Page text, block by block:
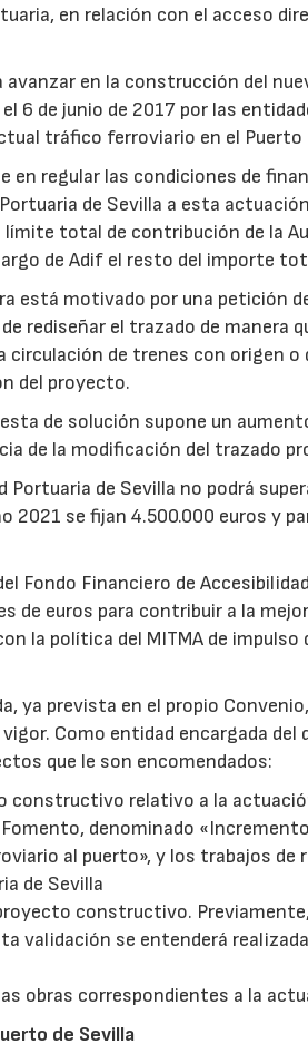
en relación con el acceso
avanzar en la construcción del
6 de junio de 2017 por las
tráfico ferroviario en el Puerto
en regular las condiciones de
de Sevilla a esta
límite total de contribución de la
de Adif el resto del importe
está motivado por una petición
rediseñar el trazado de manera
circulación de trenes con origen
del proyecto.
de solución supone un
de la modificación del trazado
de Sevilla no podrá
2021 se fijan 4.500.000 euros y
Fondo Financiero de
de euros para contribuir a la
la política del MITMA de
ya prevista en el propio
Como entidad encargada
que le son encomendados:
constructivo relativo a la
denominado
al puerto», y los trabajos de
de Sevilla
constructivo.
validación se entenderá
obras correspondientes a la
de Sevilla
15/07/2026